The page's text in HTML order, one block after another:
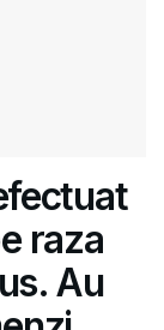
raza
Au